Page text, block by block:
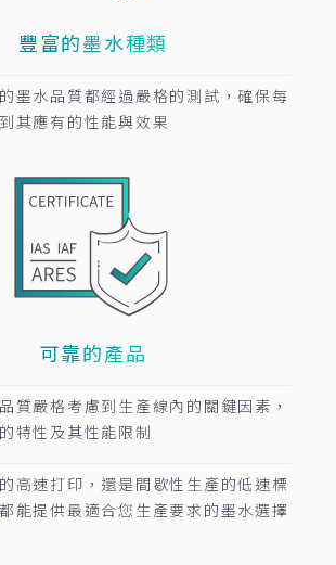
豐富的墨水種類
墨水品質都經過嚴格的測試，確保每
其應有的性能與效果
可靠的產品
質嚴格考慮到生產線內的關鍵因素，
特性及其性能限制
高速打印，還是間歇性生產的低速標
能提供最適合您生產要求的墨水選擇